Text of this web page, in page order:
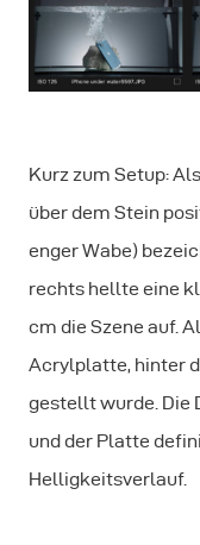
Kurz zum Setup:
über dem Stein
enger Wabe)
rechts hellte eine
cm die Szene auf.
Acrylplatte, hinter
gestellt wurde. Die
und der Platte
Helligkeitsverlauf.